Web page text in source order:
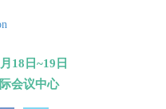
18日~19日
会议中心